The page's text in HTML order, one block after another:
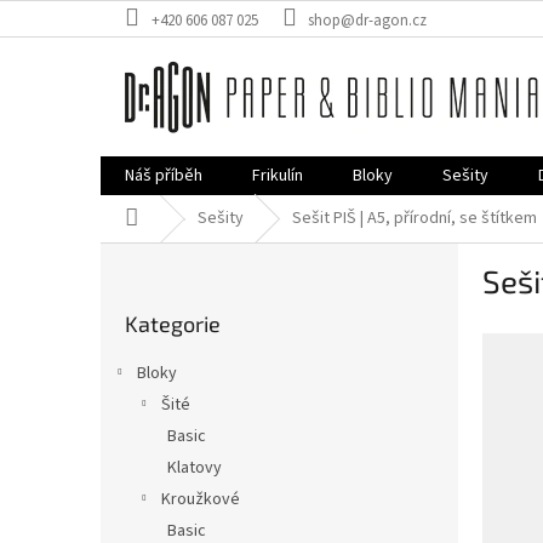
na
+420 606 087 025 shop@dr-agon.cz
Náš příběh Frikulín Bloky Sešity
Domů Sešity Sešit PIŠ | A5, přírodní, se štítkem
kategorie
Kategorie
Bloky
Šité
Basic
Klatovy
Kroužkové
Basic